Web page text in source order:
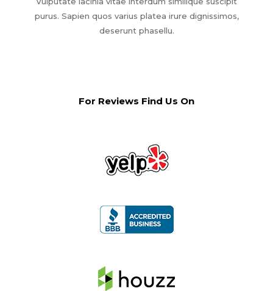
purus. Sapien quos varius platea irure dignissimos,
deserunt phasellu.
For Reviews Find Us On